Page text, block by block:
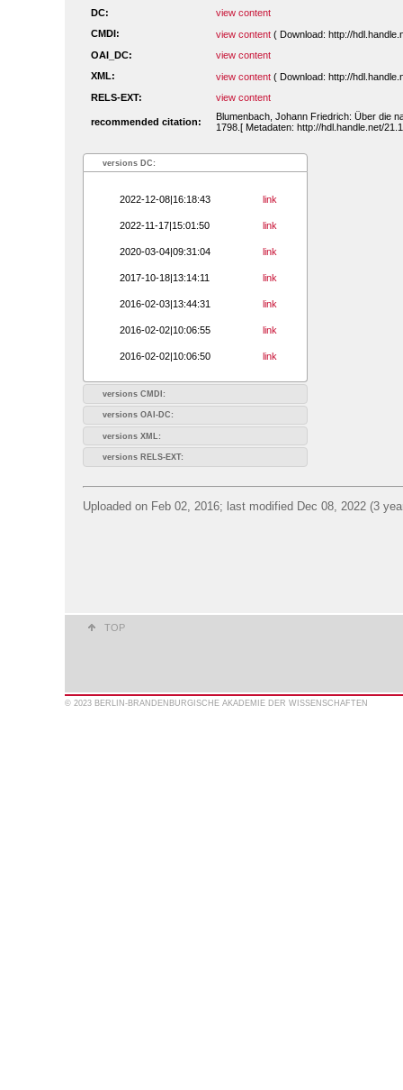
DC:
view content
CMDI:
view content ( Download: http://
OAI_DC:
view content
XML:
view content ( Download: http://
RELS-EXT:
view content
recommended citation:
Blumenbach, Johann Friedrich: Über die
1798.[ Metadaten: http://hdl.handle.net/
versions DC:
2022-12-08|16:18:43 link
2022-11-17|15:01:50 link
2020-03-04|09:31:04 link
2017-10-18|13:14:11 link
2016-02-03|13:44:31 link
2016-02-02|10:06:55 link
2016-02-02|10:06:50 link
versions CMDI:
versions OAI-DC:
versions XML:
versions RELS-EXT:
Uploaded on Feb 02, 2016; last modified Dec 08, 2022 (3
TOP
© 2023 BERLIN-BRANDENBURGISCHE AKADEMIE DER WISSENSCHAFTEN